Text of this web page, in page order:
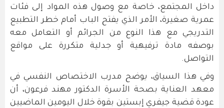
داخل المجتمع، خاصة مع وصول هذه المواد إلى فئات
عمرية صغيرة، الأمر الذي يفتح الباب أمام خطر التطبيع
التدريجي مع هذا النوع من الجرائم أو التعامل معه
بوصفه مادة ترفيهية أو جدلية متكررة على مواقع
التواصل.
وفي هذا السياق، يوضح مدرب الاختصاص النفسي في
معهد العناية بصحة الأسرة الدكتور مهند فرعون، أن
عودة قضية جيفري إبستين بقوة خلال اليومين الماضيين